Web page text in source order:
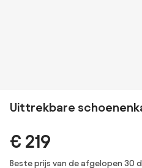
Uittrekbare
€ 219
Beste prijs van de afgelopen 30